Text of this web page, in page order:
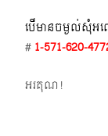
បើមានចម្ងល់​សុំអ
# 1-571-620-
អរគុណ!